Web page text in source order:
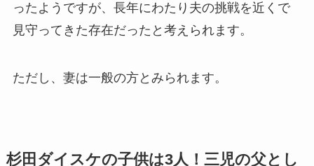
ったようですが、長年にわたり夫の挑戦を近くで
見守ってきた存在だったと考えられます。
ただし、妻は一般の方とみられます。
杉田ダイスケの子供は3人！三児の父とし